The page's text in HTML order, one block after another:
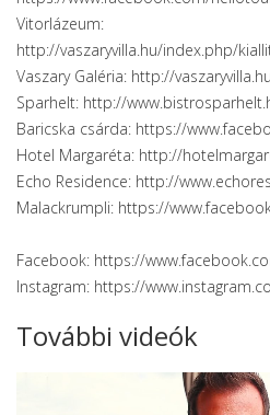
Vitorlázeum:
http://vaszaryvilla.hu/index.php/
Vaszary Galéria: http://
Sparhelt: http://
Baricska csárda: https://
Hotel Margaréta: http://
Echo Residence: http://
Malackrumpli: https://
Facebook: https://
Instagram: https://
További videók